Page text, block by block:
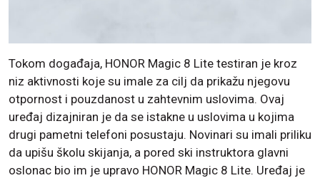
Tokom događaja, HONOR Magic 8 Lite testiran je kroz
niz aktivnosti koje su imale za cilj da prikažu njegovu
otpornost i pouzdanost u zahtevnim uslovima. Ovaj
uređaj dizajniran je da se istakne u uslovima u kojima
drugi pametni telefoni posustaju. Novinari su imali priliku
da upišu školu skijanja, a pored ski instruktora glavni
oslonac bio im je upravo HONOR Magic 8 Lite. Uređaj je